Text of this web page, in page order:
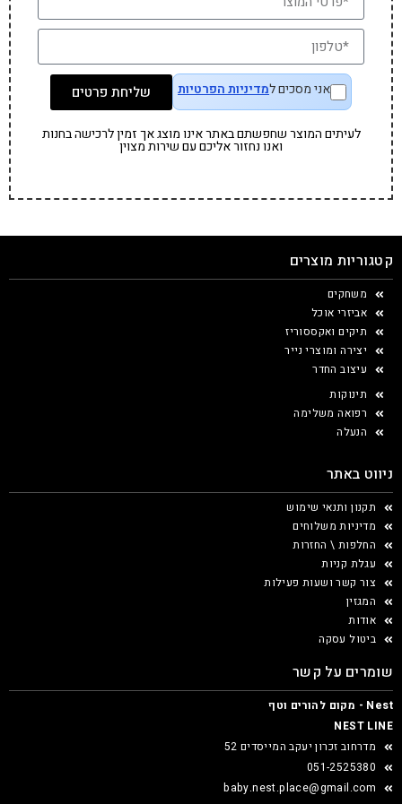
אני מסכים למדיניות הפרטיות שליחת פרטים
לעיתים המוצר שחפשתם באתר אינו מוצג אך זמין לרכישה בחנות
ואנו נחזור אליכם עם שירות מצוין
קטגוריות מוצרים
משחקים
אביזרי אוכל
תיקים ואקססוריז
יצירה ומוצרי נייר
עיצוב החדר
תינוקות
רפואה משלימה
הנעלה
ניווט באתר
תקנון ותנאי שימוש
מדיניות משלוחים
החלפות \ החזרות
עגלת קניות
צור קשר ושעות פעילות
המגזין
אודות
ביטול עסקה
שומרים על קשר
Nest - מקום להורים וטף
NEST LINE
מדרחוב זכרון יעקב המייסדים 52
051-2525380
baby.nest.place@gmail.com